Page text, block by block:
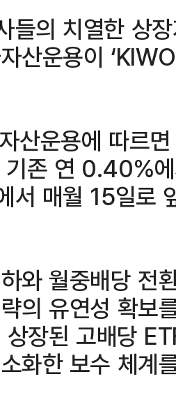
들의 치열한 상
산운용이
산운용에 따르
기존 연 0.40%
서 매월 15일로
와 월중배당 전
의 유연성 확보
장된 고배당
화한 보수 체계